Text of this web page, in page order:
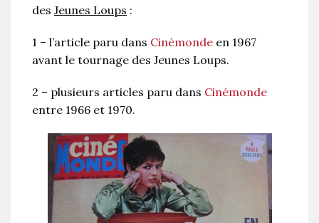
des Jeunes Loups :
1 – l’article paru dans Cinémonde en 1967
avant le tournage des Jeunes Loups.
2 – plusieurs articles paru dans Cinémonde
entre 1966 et 1970.